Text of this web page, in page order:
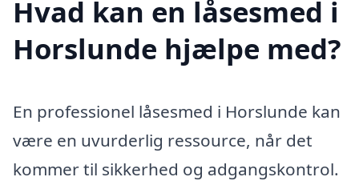
Hvad kan en låsesmed i
Horslunde hjælpe med?
En professionel låsesmed i Horslunde kan
være en uvurderlig ressource, når det
kommer til sikkerhed og adgangskontrol.